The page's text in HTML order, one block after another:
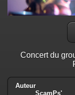
Concert du
Auteur
ScamPs'